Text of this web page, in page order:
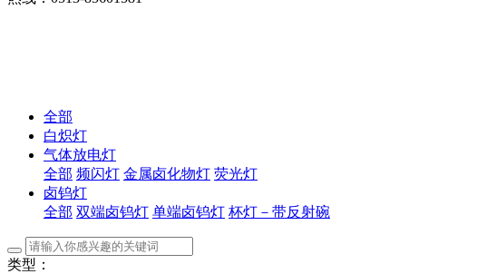
全部
白炽灯
气体放电灯
全部 频闪灯 金属卤化物灯 荧光灯
卤钨灯
全部 双端卤钨灯 单端卤钨灯 杯灯－带反射碗
类型：